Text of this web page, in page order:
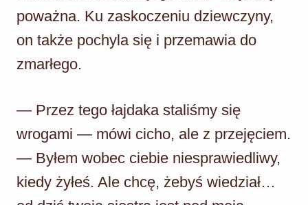
poważna. Ku zaskoczeniu dziewczyny,
on także pochyla się i przemawia do
zmarłego.
— Przez tego łajdaka staliśmy się
wrogami — mówi cicho, ale z przejęciem.
— Byłem wobec ciebie niesprawiedliwy,
kiedy żyłeś. Ale chcę, żebyś wiedział…